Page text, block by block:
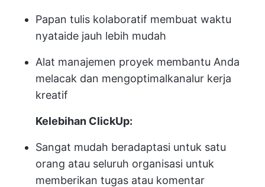
Papan tulis kolaboratif membuat waktu
nyataide jauh lebih mudah
Alat manajemen proyek membantu Anda
melacak dan mengoptimalkanalur kerja
kreatif
Kelebihan ClickUp:
Sangat mudah beradaptasi untuk satu
orang atau seluruh organisasi untuk
memberikan tugas atau komentar